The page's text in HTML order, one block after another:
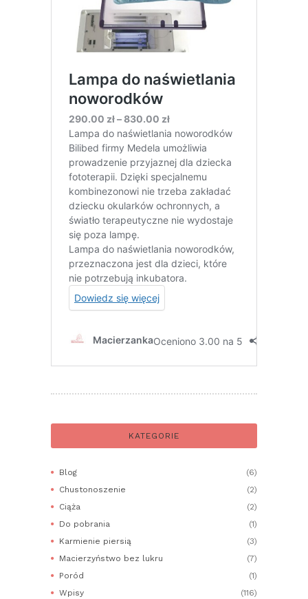
KATEGORIE
Blog
(6)
Chustonoszenie
(2)
Ciąża
(2)
Do pobrania
(1)
Karmienie piersią
(3)
Macierzyństwo bez lukru
(7)
Poród
(1)
Wpisy
(116)